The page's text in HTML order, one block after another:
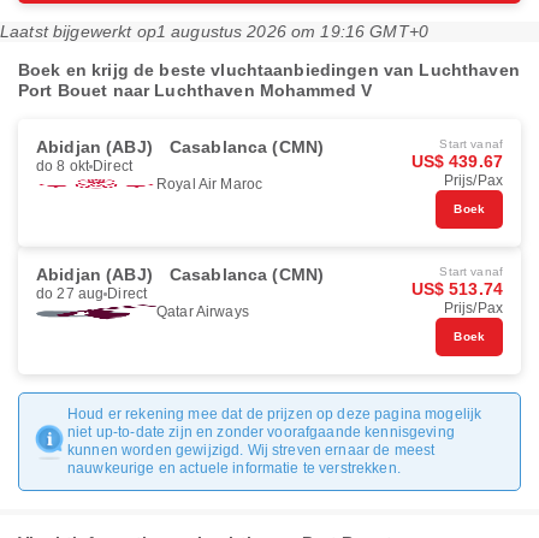
Laatst bijgewerkt op1 augustus 2026 om 19:16 GMT+0
Boek en krijg de beste vluchtaanbiedingen van Luchthaven
Port Bouet naar Luchthaven Mohammed V
Abidjan (ABJ) Casablanca (CMN)
do 8 okt Direct
Royal Air Maroc
Start vanaf
US$ 439.67
Prijs/Pax
Boek
Abidjan (ABJ) Casablanca (CMN)
do 27 aug Direct
Qatar Airways
Start vanaf
US$ 513.74
Prijs/Pax
Boek
Houd er rekening mee dat de prijzen op deze pagina mogelijk
niet up-to-date zijn en zonder voorafgaande kennisgeving
kunnen worden gewijzigd. Wij streven ernaar de meest
nauwkeurige en actuele informatie te verstrekken.